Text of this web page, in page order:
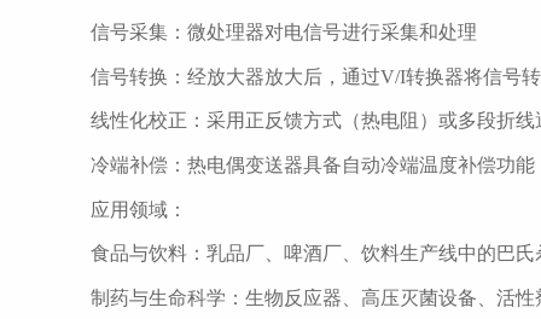
信号采集：微处理器对电信号进行采集和处理
信号转换：经放大器放大后，通过V/I转换器将信号
线性化校正：采用正反馈方式（热电阻）或多段折
冷端补偿：热电偶变送器具备自动冷端温度补偿功能
应用领域：
食品与饮料：乳品厂、啤酒厂、饮料生产线中的巴
制药与生命科学：生物反应器、高压灭菌设备、活